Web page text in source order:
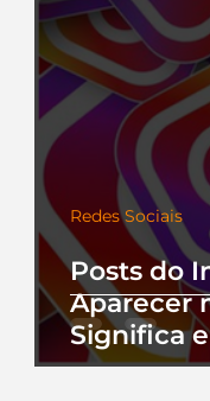
Posts do
Aparecer
Significa
Perfil
Redes Sociais